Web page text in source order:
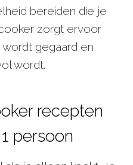
bereiden die je
zorgt ervoor
gegaard en
wordt.
recepten
persoon